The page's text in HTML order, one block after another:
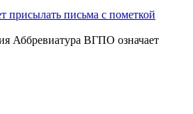
присылать письма с пометкой
Аббревиатура ВГПО означает